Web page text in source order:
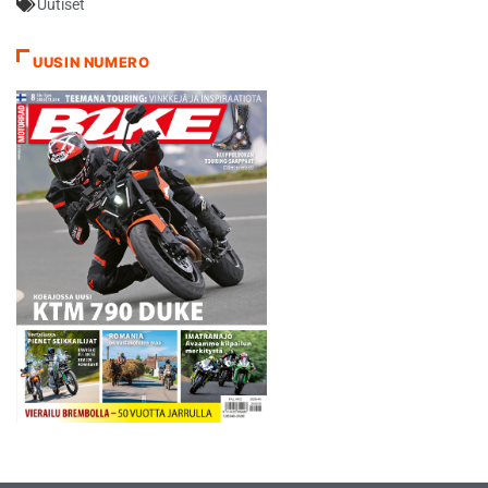
Uutiset
UUSIN NUMERO